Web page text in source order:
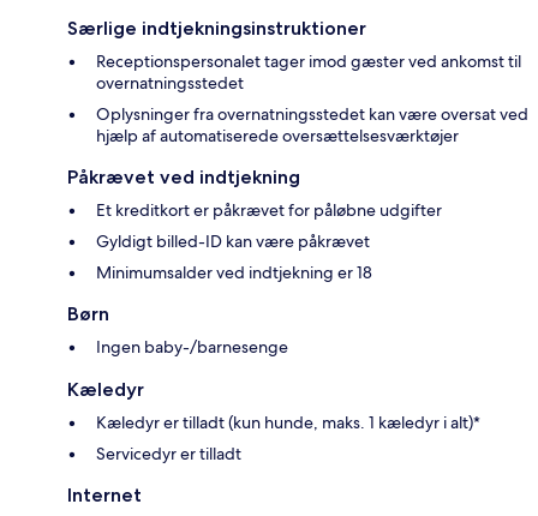
Særlige indtjekningsinstruktioner
Receptionspersonalet tager imod gæster ved ankomst til
overnatningsstedet
Oplysninger fra overnatningsstedet kan være oversat ved
hjælp af automatiserede oversættelsesværktøjer
Påkrævet ved indtjekning
Et kreditkort er påkrævet for påløbne udgifter
Gyldigt billed-ID kan være påkrævet
Minimumsalder ved indtjekning er 18
Børn
Ingen baby-/barnesenge
Kæledyr
Kæledyr er tilladt (kun hunde, maks. 1 kæledyr i alt)*
Servicedyr er tilladt
Internet